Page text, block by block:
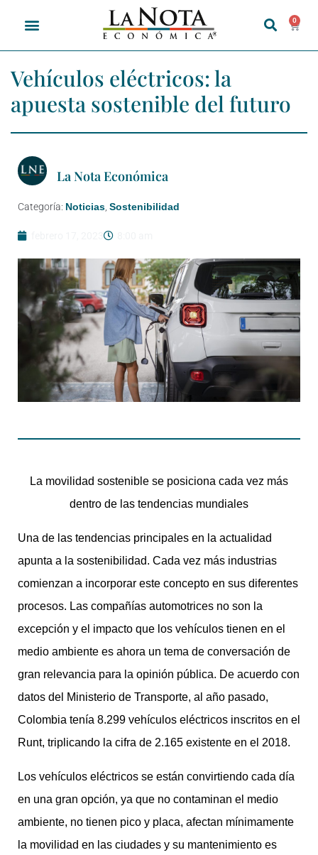
0
Vehículos eléctricos: la
apuesta sostenible del futuro
La Nota Económica
Categoría: Noticias Sostenibilidad
La movilidad sostenible se posiciona cada vez más
dentro de las tendencias mundiales
Una de las tendencias principales en la actualidad
apunta a la sostenibilidad. Cada vez más industrias
comienzan a incorporar este concepto en sus diferentes
procesos. Las compañías automotrices no son la
excepción y el impacto que los vehículos tienen en el
medio ambiente es ahora un tema de conversación de
gran relevancia para la opinión pública. De acuerdo con
datos del Ministerio de Transporte, al año pasado,
Colombia tenía 8.299 vehículos eléctricos inscritos en el
Runt, triplicando la cifra de 2.165 existente en el 2018.
Los vehículos eléctricos se están convirtiendo cada día
en una gran opción, ya que no contaminan el medio
ambiente, no tienen pico y placa, afectan mínimamente
la movilidad en las ciudades y su mantenimiento es